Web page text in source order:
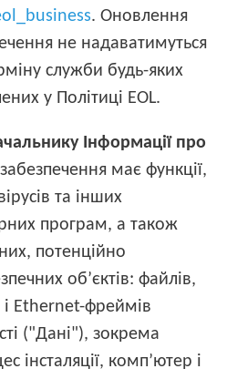
. Оновлення
не надаватимуться
служби будь-яких
у Політиці EOL.
Інформації про
має функції,
та інших
програм, а також
потенційно
об’єктів: файлів,
і Ethernet-фреймів
("Дані"), зокрема
інсталяції, комп’ютер і